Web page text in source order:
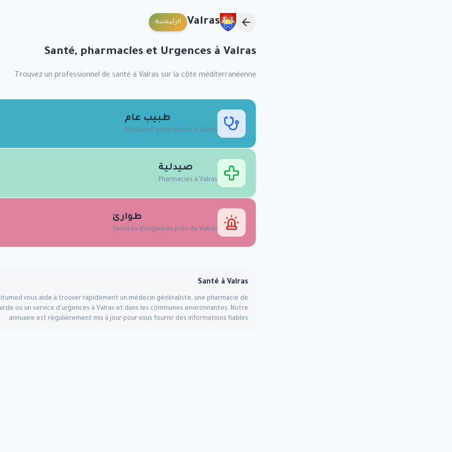
Valras الرئيسية
Santé, pharmacies et Urgences à Valras
Trouvez un professionnel de santé à Valras sur la côte méditerranéenne.
طبيب عام
Médecins généralistes à Valras
صيدلية
Pharmacies à Valras
طوارئ
Services d'urgences près de Valras
Santé à Valras
vous aide à trouver rapidement un médecin généraliste, une pharmacie de
ou un service d'urgences à Valras et dans les communes environnantes. Notre
annuaire est régulièrement mis à jour pour vous fournir des informations fiables.